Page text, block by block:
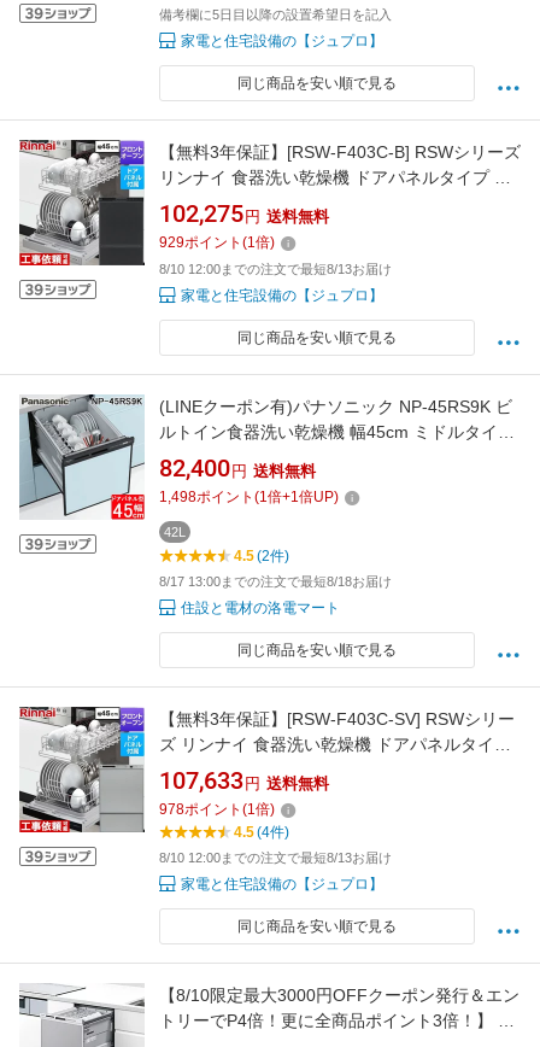
備考欄に5日目以降の設置希望日を記入
家電と住宅設備の【ジュプロ】
同じ商品を安い順で見る
【無料3年保証】[RSW-F403C-B] RSWシリーズ
リンナイ 食器洗い乾燥機 ドアパネルタイプ デ
ィープタイプ 幅45cm 適合キッチン奥行き
60cm ブラック(ツヤ消) 化粧パネル付属 【送料
無料】
102,275 円 送料無料
929ポイント (1倍)
8/10 12:00までの注文で最短8/13お届け
家電と住宅設備の【ジュプロ】
同じ商品を安い順で見る
(LINEクーポン有)パナソニック NP-45RS9K ビ
ルトイン食器洗い乾燥機 幅45cm ミドルタイプ
ドアパネル型 5人分 ブラック 食洗機 (パネル別
売) R9シリーズ 食器洗い機 食洗器 浅型
Panasonic
82,400 円 送料無料
1,498ポイント (1倍+1倍UP)
42L
4.5(2件)
8/17 13:00までの注文で最短8/18お届け
住設と電材の洛電マート
同じ商品を安い順で見る
【無料3年保証】[RSW-F403C-SV] RSWシリー
ズ リンナイ 食器洗い乾燥機 ドアパネルタイプ
ディープタイプ 幅45cm 適合キッチン奥行き
60cm グレー(光沢) 化粧パネル付属 【送料無
料】
107,633 円 送料無料
978ポイント (1倍)
4.5(4件)
8/10 12:00までの注文で最短8/13お届け
家電と住宅設備の【ジュプロ】
同じ商品を安い順で見る
【8/10限定最大3000円OFFクーポン発行＆エン
トリーでP4倍！更に全商品ポイント3倍！】 パ